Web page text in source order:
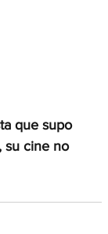
que supo
su cine no